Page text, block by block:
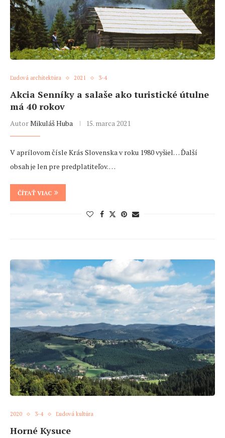
Ľudová architektúra 2021 3-4
Akcia Senníky a salaše ako turistické útulne
má 40 rokov
AutorMikuláš Huba 15. marca 2021
V aprílovom čísle Krás Slovenska v roku 1980 vyšiel… Ďalší
obsah je len pre predplatiteľov. …
ČÍTAŤ VIAC
2020 3-4 Ľudová kultúra
Horné Kysuce